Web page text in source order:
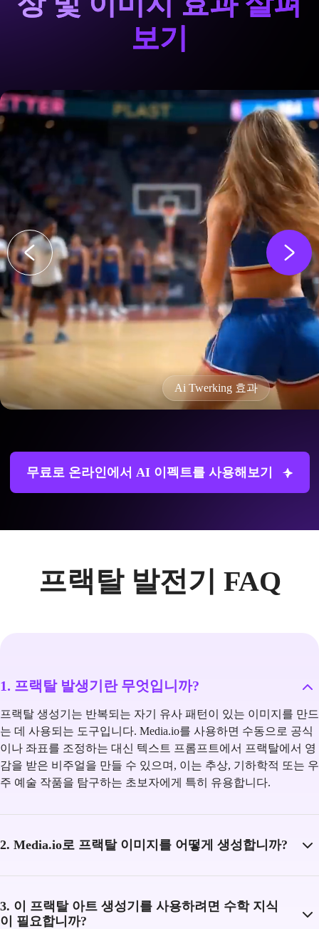
보기
Ai Twerking 효과
무료로 온라인에서 AI 이펙트를 사용해보기
프랙탈 발전기 FAQ
1. 프랙탈 발생기란 무엇입니까?
프랙탈 생성기는 반복되는 자기 유사 패턴이 있는 이미지를 만드
는 데 사용되는 도구입니다. Media.io를 사용하면 수동으로 공식
이나 좌표를 조정하는 대신 텍스트 프롬프트에서 프랙탈에서 영
감을 받은 비주얼을 만들 수 있으며, 이는 추상, 기하학적 또는 우
주 예술 작품을 탐구하는 초보자에게 특히 유용합니다.
2. Media.io로 프랙탈 이미지를 어떻게 생성합니까?
3. 이 프랙탈 아트 생성기를 사용하려면 수학 지식
이 필요합니까?